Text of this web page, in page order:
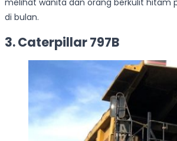
melihat wanita dan orang berkulit hitam
di bulan.
3. Caterpillar 797B